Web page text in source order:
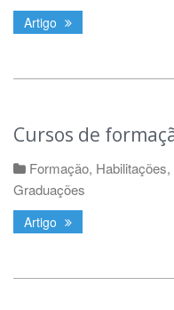
Artigo
Cursos de
Formação,
Graduações
Artigo